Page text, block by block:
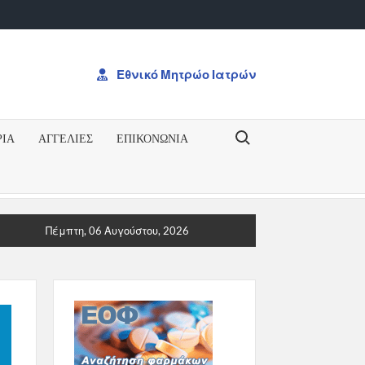
Εθνικό Μητρώο Ιατρών
ΑΓΓΕΛΙΕΣ ΕΠΙΚΟΝΩΝΊΑ
Search for:
ΓΙΑ ΤΟ ΔΠΜΣ “Ογκολογία: Από την Ογκογένεση έως τη
Πέμπτη, 06 Αυγούστου, 2026